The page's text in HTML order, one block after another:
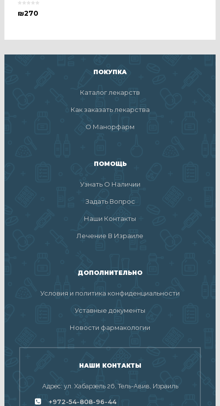
₪270
ПОКУПКА
Каталог лекарств
Как заказать лекарства
О Манорфарм
ПОМОЩЬ
Узнать О Наличии
Задать Вопрос
Наши Контакты
Лечение В Израиле
ДОПОЛНИТЕЛЬНО
Условия и политика конфиденциальности
Уставные документы
Новости фармакологии
НАШИ КОНТАКТЫ
Адрес: ул. Хабарзель 26, Тель-Авив, Израиль
+972-54-808-96-44